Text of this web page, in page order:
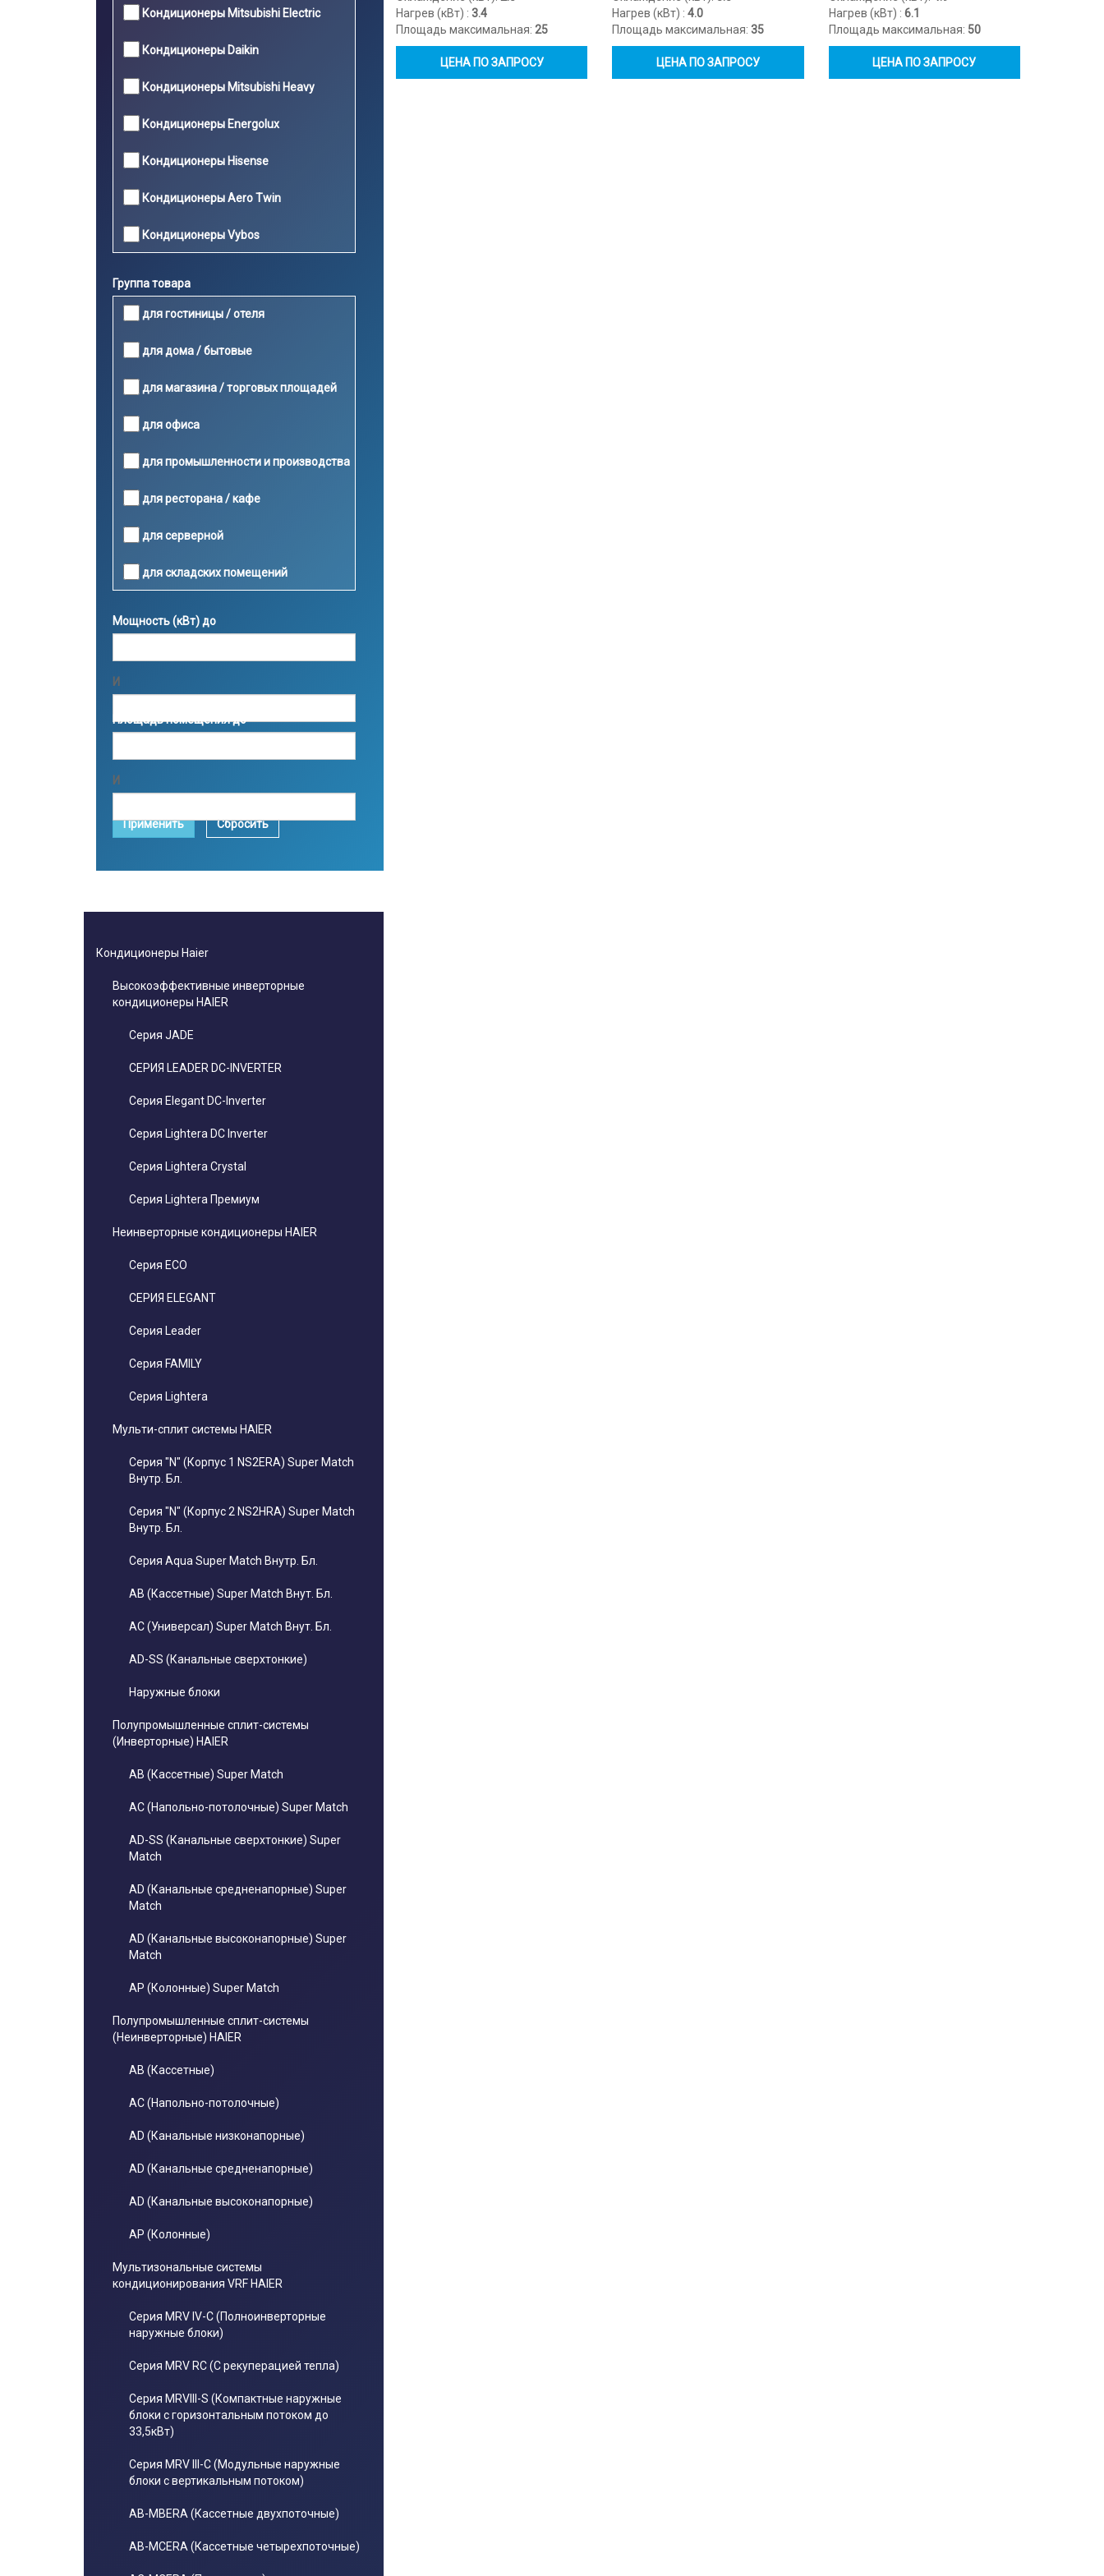
Кондиционеры Mitsubishi Electric
Кондиционеры Daikin
Кондиционеры Mitsubishi Heavy
Кондиционеры Energolux
Кондиционеры Hisense
Кондиционеры Aero Twin
Кондиционеры Vybos
Группа товара
для гостиницы / отеля
для дома / бытовые
для магазина / торговых площадей
для офиса
для промышленности и производства
для ресторана / кафе
для серверной
для складских помещений
Мощность (кВт) до
И
Площадь помещения до
И
Применить Сбросить
Кондиционеры Haier
Высокоэффективные инверторные
кондиционеры HAIER
Серия JADE
СЕРИЯ LEADER DC-INVERTER
Серия Elegant DC-Inverter
Серия Lightera DC Inverter
Серия Lightera Crystal
Серия Lightera Премиум
Неинверторные кондиционеры HAIER
Серия ECO
СЕРИЯ ELEGANT
Серия Leader
Серия FAMILY
Серия Lightera
Мульти-сплит системы HAIER
Серия "N" (Корпус 1 NS2ERA) Super Match
Внутр. Бл.
Серия "N" (Корпус 2 NS2HRA) Super Match
Внутр. Бл.
Серия Aqua Super Match Внутр. Бл.
AB (Кассетные) Super Match Внут. Бл.
AC (Универсал) Super Match Внут. Бл.
AD-SS (Канальные сверхтонкие)
Наружные блоки
Полупромышленные сплит-системы
(Инверторные) HAIER
AB (Кассетные) Super Match
AC (Напольно-потолочные) Super Match
AD-SS (Канальные сверхтонкие) Super
Match
AD (Канальные средненапорные) Super
Match
AD (Канальные высоконапорные) Super
Match
AP (Колонные) Super Match
Полупромышленные сплит-системы
(Неинверторные) HAIER
AB (Кассетные)
AC (Напольно-потолочные)
AD (Канальные низконапорные)
AD (Канальные средненапорные)
AD (Канальные высоконапорные)
AP (Колонные)
Мультизональные системы
кондиционирования VRF HAIER
Серия MRV IV-C (Полноинверторные
наружные блоки)
Серия MRV RC (С рекуперацией тепла)
Серия MRVIII-S (Компактные наружные
блоки с горизонтальным потоком до
33,5кВт)
Серия MRV III-C (Модульные наружные
блоки с вертикальным потоком)
AB-MBERA (Кассетные двухпоточные)
AB-MCERA (Кассетные четырехпоточные)
Нагрев (кВт) : 3.4
Площадь максимальная: 25
ЦЕНА ПО ЗАПРОСУ
Нагрев (кВт) :4.0
Площадь максимальная:35
ЦЕНА ПО ЗАПРОСУ
Нагрев (кВт) : 6.1
Площадь максимальная: 50
ЦЕНА ПО ЗАПРОСУ